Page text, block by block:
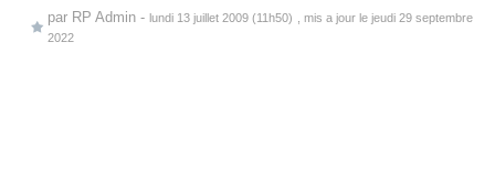
par RP Admin - lundi 13 juillet 2009 (11h50)
, mis a jour le jeudi 29 septembre
2022